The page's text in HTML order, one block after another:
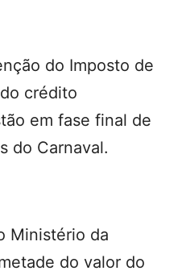
do Imposto de
crédito
em fase final de
do Carnaval.
Ministério da
do valor do